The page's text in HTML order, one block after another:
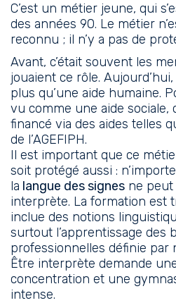
C’est un métier jeune, qui
des années 90. Le métier
reconnu ; il n’y a pas de
Avant, c’était souvent les
jouaient ce rôle.
plus qu’une aide humaine.
vu comme une aide sociale,
financé via des aides telles
de l’AGEFIPH.
Il est important que ce
soit protégé aussi :
la langue des signes ne peut
interprète. La formation est
inclue des notions
surtout l’apprentissage des
professionnelles définie par
Être interprète demande
concentration et une
intense.